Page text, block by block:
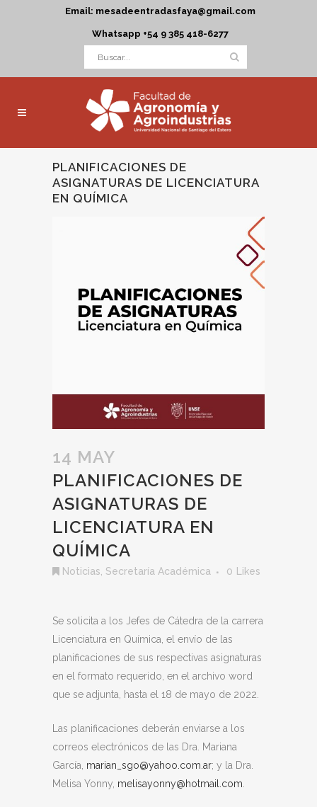
Email: mesadeentradasfaya@gmail.com
Whatsapp +54 9 385 418-6277
PLANIFICACIONES DE
ASIGNATURAS DE LICENCIATURA
EN QUÍMICA
14 MAY
PLANIFICACIONES DE
ASIGNATURAS DE
LICENCIATURA EN
QUÍMICA
Noticias Secretaría Académica 0 Likes
Se solicita a los Jefes de Cátedra de la carrera
Licenciatura en Química, el envío de las
planificaciones de sus respectivas asignaturas
en el formato requerido, en el archivo word
que se adjunta, hasta el 18 de mayo de 2022.
Las planificaciones deberán enviarse a los
correos electrónicos de las Dra. Mariana
García, marian_sgo@yahoo.com.ar; y la Dra.
Melisa Yonny, melisayonny@hotmail.com